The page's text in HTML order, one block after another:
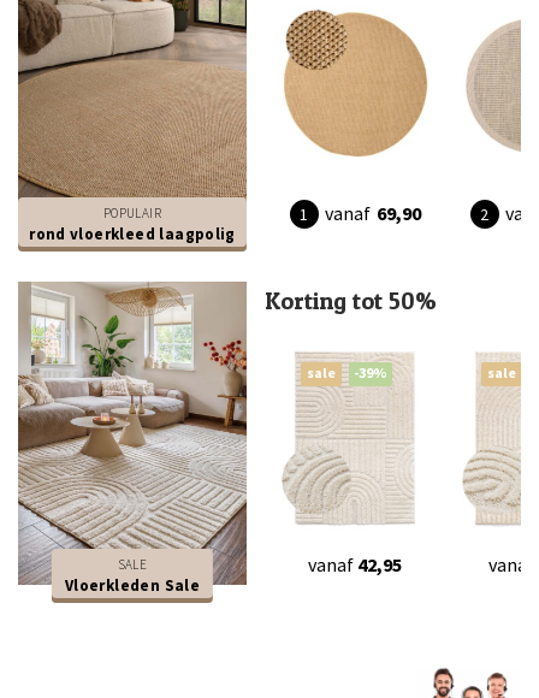
POPULAIR
rond vloerkleed laagpolig
vanaf 69,90
SALE
Vloerkleden Sale
Korting tot 50%
sale -39%
vanaf 42,95
sale
vanaf